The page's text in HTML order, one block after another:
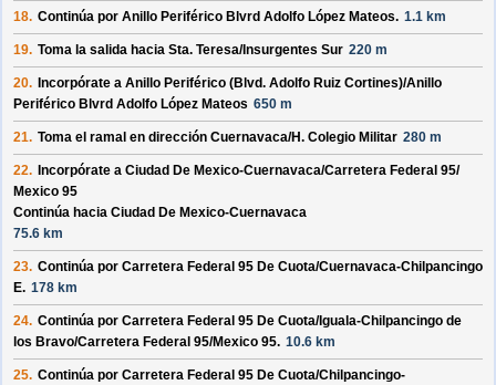
18. Continúa por Anillo Periférico Blvrd Adolfo López Mateos. 1.1 km
19. Toma la salida hacia Sta. Teresa/Insurgentes Sur 220 m
20. Incorpórate a Anillo Periférico (Blvd. Adolfo Ruiz Cortines)/Anillo
Periférico Blvrd Adolfo López Mateos 650 m
21. Toma el ramal en dirección Cuernavaca/H. Colegio Militar 280 m
22. Incorpórate a Ciudad De Mexico-Cuernavaca/Carretera Federal 95/
Mexico 95
Continúa hacia Ciudad De Mexico-Cuernavaca
75.6 km
23. Continúa por Carretera Federal 95 De Cuota/Cuernavaca-Chilpancingo
E. 178 km
24. Continúa por Carretera Federal 95 De Cuota/Iguala-Chilpancingo de
los Bravo/Carretera Federal 95/Mexico 95. 10.6 km
25. Continúa por Carretera Federal 95 De Cuota/Chilpancingo-